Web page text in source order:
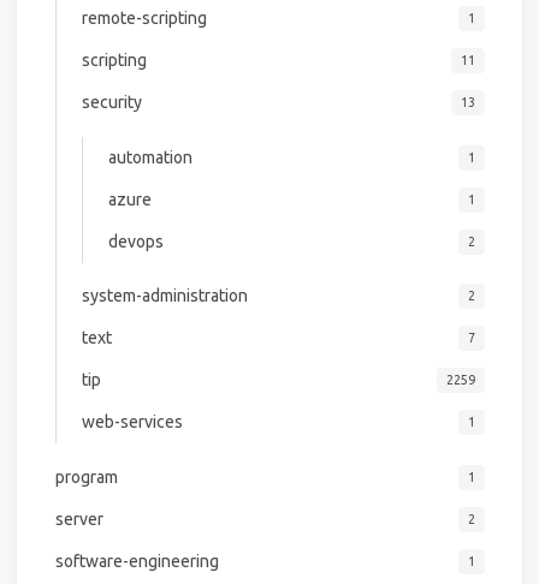
remote-scripting 1
scripting 11
security 13
automation 1
azure 1
devops 2
system-administration 2
text 7
tip 2259
web-services 1
program 1
server 2
software-engineering 1